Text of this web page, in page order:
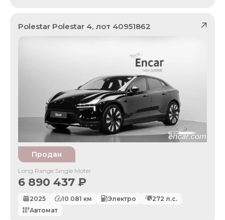
Polestar Polestar 4, лот 40951862
Продан
Long Range Single Moter
6 890 437 ₽
2025 10 081 км Электро 272 л.с.
Автомат